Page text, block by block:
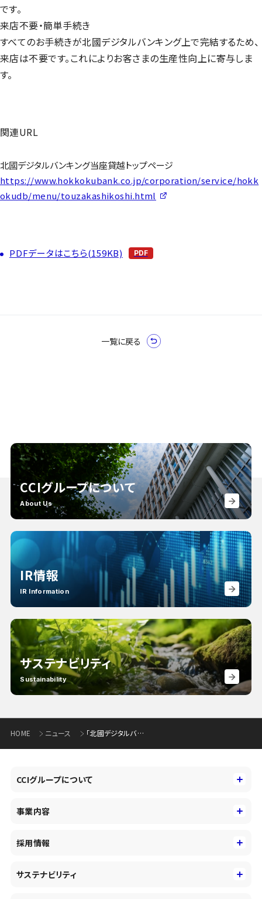
です。
来店不要・簡単手続き
すべてのお手続きが北國デジタルバンキング上で完結するため、
来店は不要です。これによりお客さまの生産性向上に寄与しま
す。
関連URL
北國デジタルバンキング当座貸越トップページ
https://www.hokkokubank.co.jp/corporation/service/hokk
okudb/menu/touzakashikoshi.html
PDFデータはこちら(159KB)
一覧に戻る
CCIグループについて
About Us
IR情報
IR Information
サステナビリティ
Sustainability
HOME ニュース 「北國デジタルバンキング当座貸越」の融資残高が1,000億円を突破
CCIグループについて
コーポレートアイデンティティ
会社概要・沿革
事業内容
コンサルティング&アドバイザリー
採用情報
サステナビリティ